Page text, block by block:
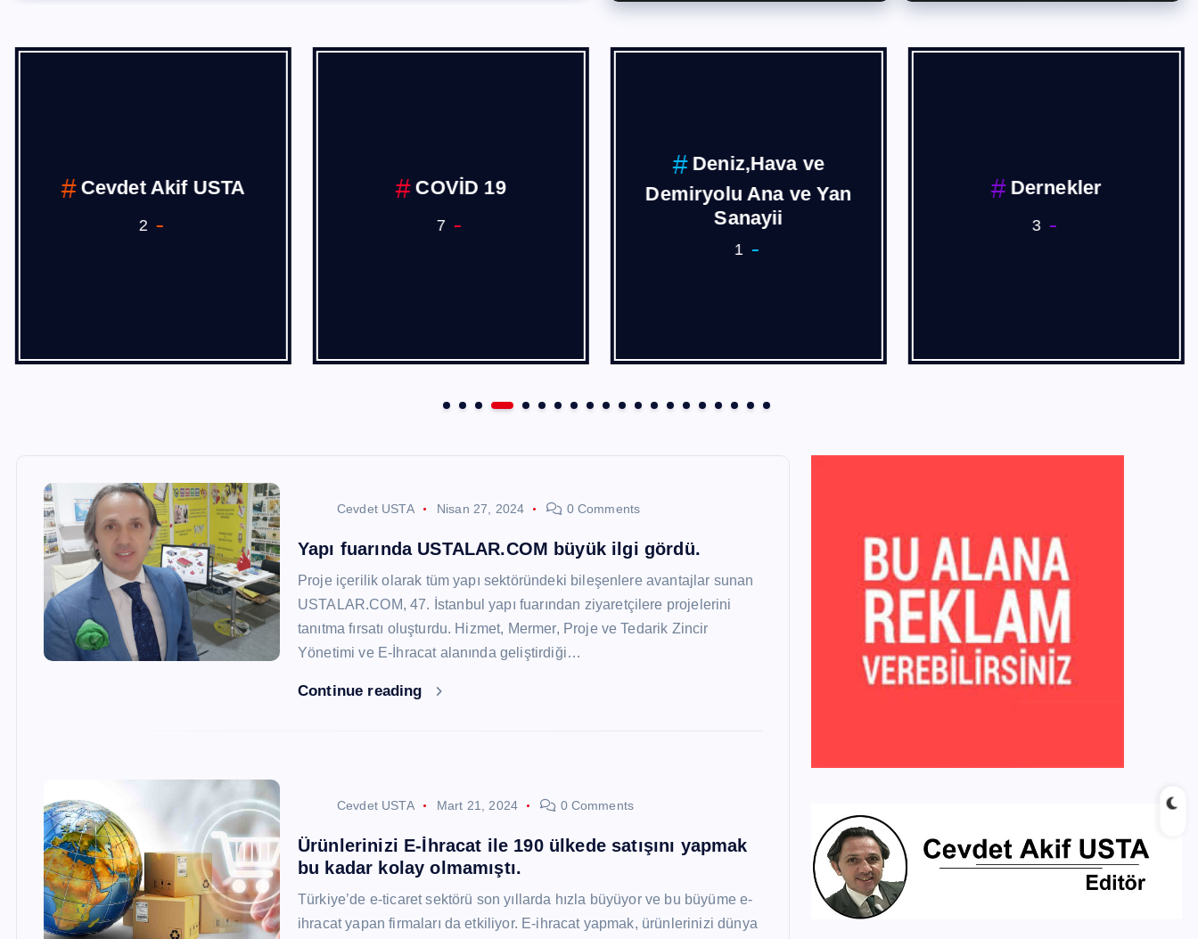
Cevdet Akif USTA
2
COVİD 19
7
Deniz,Hava ve
Demiryolu Ana ve Yan
Sanayii
1
Dernekler
3
Cevdet USTA Nisan 27, 2024 0 Comments
Yapı fuarında USTALAR.COM büyük ilgi gördü.
Proje içerilik olarak tüm yapı sektöründeki bileşenlere avantajlar sunan
USTALAR.COM, 47. İstanbul yapı fuarından ziyaretçilere projelerini
tanıtma fırsatı oluşturdu. Hizmet, Mermer, Proje ve Tedarik Zincir
Yönetimi ve E-İhracat alanında geliştirdiği…
Continue reading
Cevdet USTA Mart 21, 2024 0 Comments
Ürünlerinizi E-İhracat ile 190 ülkede satışını yapmak
bu kadar kolay olmamıştı.
Türkiye’de e-ticaret sektörü son yıllarda hızla büyüyor ve bu büyüme e-
ihracat yapan firmaları da etkiliyor. E-ihracat yapmak, ürünlerinizi dünya